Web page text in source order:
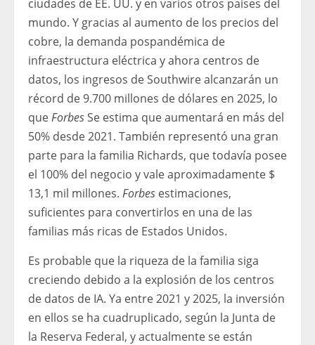
ciudades de EE. UU. y en varios otros países del
mundo. Y gracias al aumento de los precios del
cobre, la demanda pospandémica de
infraestructura eléctrica y ahora centros de
datos, los ingresos de Southwire alcanzarán un
récord de 9.700 millones de dólares en 2025, lo
queForbesSe estima que aumentará en más del
50% desde 2021. También representó una gran
parte para la familia Richards, que todavía posee
el 100% del negocio y vale aproximadamente $
13,1 mil millones. Forbes estimaciones,
suficientes para convertirlos en una de las
familias más ricas de Estados Unidos.
Es probable que la riqueza de la familia siga
creciendo debido a la explosión de los centros
de datos de IA. Ya entre 2021 y 2025, la inversión
en ellos se ha cuadruplicado, según la Junta de
la Reserva Federal, y actualmente se están